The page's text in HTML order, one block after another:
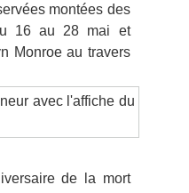
montées des
16 au 28 mai et
Monroe au travers
de la mort